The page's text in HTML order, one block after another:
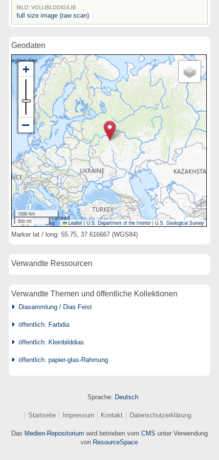
BILD: VOLLBILDDIGILIB
full size image (raw scan)
Geodaten
1000 km
500 mi
Leaflet | U.S. Department of the Interior|U.S. Geological Survey
Marker lat / long: 55.75, 37.616667 (WGS84)
Verwandte Ressourcen
Verwandte Themen und öffentliche Kollektionen
Diasammlung / Dias Feist
öffentlich: Farbdia
öffentlich: Kleinbilddias
öffentlich: papier-glas-Rahmung
Sprache: Deutsch
Startseite Impressum Kontakt Datenschutzerklärung
Das Medien-Repositorium wird betrieben vom CMS unter Verwendung
von ResourceSpace